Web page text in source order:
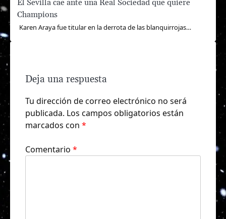
El Sevilla cae ante una Real Sociedad que quiere
Champions
Karen Araya fue titular en la derrota de las blanquirrojas…
Deja una respuesta
Tu dirección de correo electrónico no será
publicada. Los campos obligatorios están
marcados con *
Comentario *